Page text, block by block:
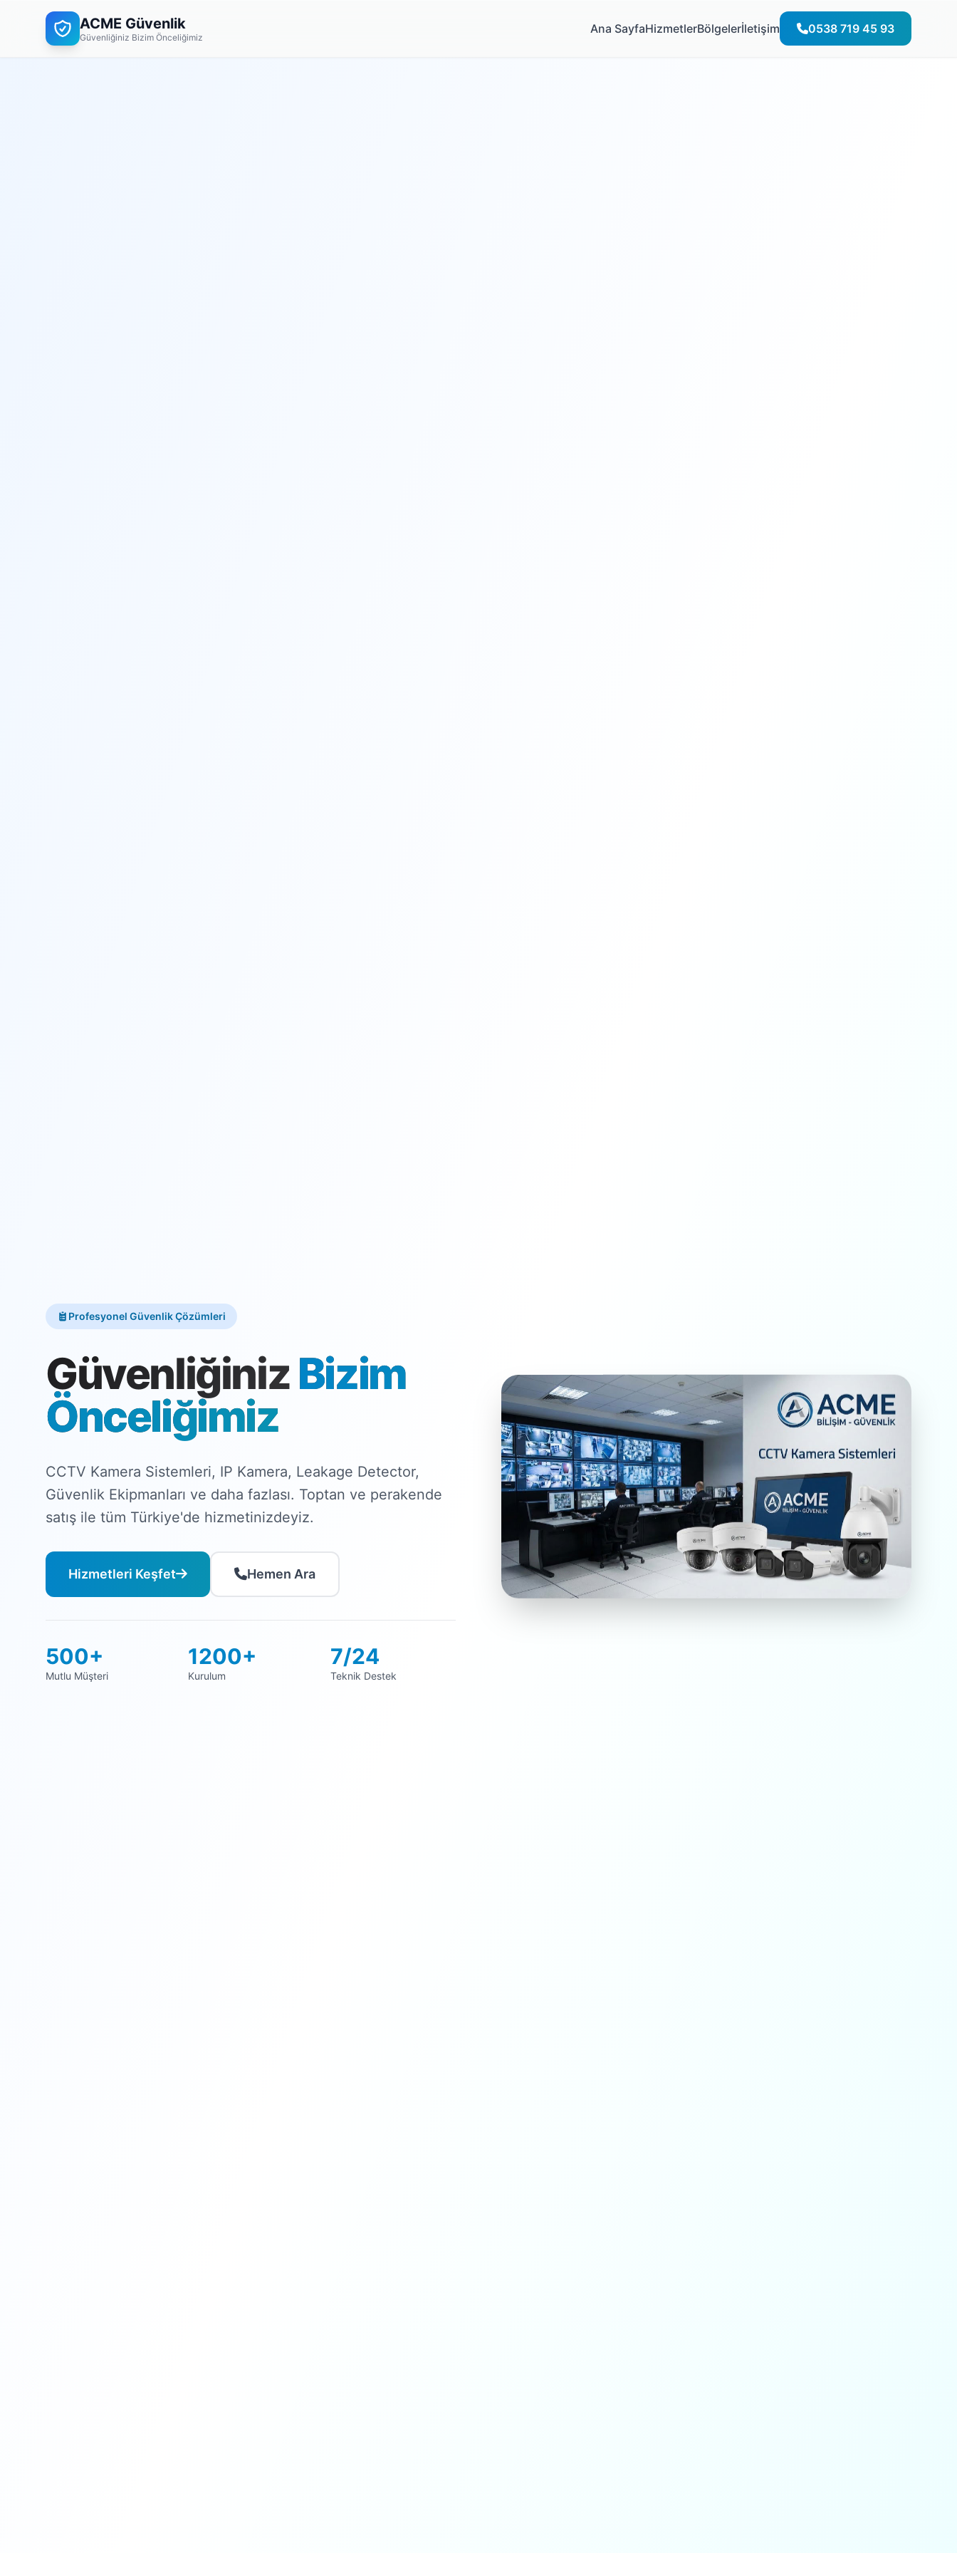
ACME Güvenlik
Güvenliğiniz Bizim Önceliğimiz
Ana SayfaHizmetlerBölgelerİletişim 0538 719 45 93
Profesyonel Güvenlik Çözümleri
GüvenliğinizBizim
Önceliğimiz
CCTV Kamera Sistemleri, IP Kamera, Leakage Detector,
Güvenlik Ekipmanları ve daha fazlası. Toptan ve perakende
satış ile tüm Türkiye'de hizmetinizdeyiz.
Hizmetleri Keşfet Hemen Ara
500+
Mutlu Müşteri
1200+
Kurulum
7/24
Teknik Destek